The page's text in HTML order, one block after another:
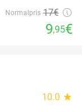
Normalpris 17€
9,95€
10.0 star